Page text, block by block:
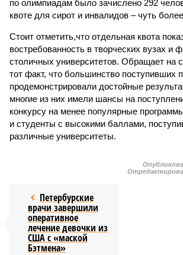
по олимпиадам было зачислено 292
квоте для сирот и инвалидов – чуть
Стоит отметить,что отдельная квота
востребованность в творческих вузах и
столичных университетов. Обращает на
тот факт, что большинство поступивших
продемонстрировали достойные
многие из них имели шансы на
конкурсу на менее популярные
и студенты с высокими баллами,
различные университеты.
Петербурские
врачи завершили
оперативное
лечение девочки из
США с «маской
Бэтмена»